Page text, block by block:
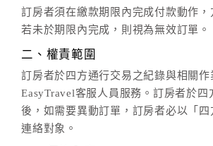
訂房者須在繳款期限內完成付款動作，
若未於期限內完成，則視為無效訂單。
二、權責範圍
訂房者於四方通行交易之紀錄與相關作
EasyTravel客服人員服務。訂房者於四
後，如需要異動訂單，訂房者必以「四
連絡對象。